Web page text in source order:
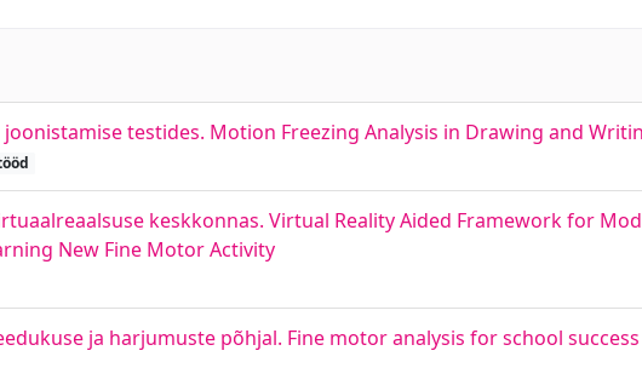
testides. Motion Freezing Analysis in Drawing and
keskkonnas. Virtual Reality Aided Framework for
New Fine Motor Activity
ja harjumuste põhjal. Fine motor analysis for school